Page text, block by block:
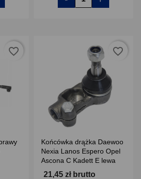
favorite_border
Końcówka drążka Daewoo
Nexia Lanos Espero Opel
Ascona C Kadett E lewa
21,45 zł brutto
favorite_border